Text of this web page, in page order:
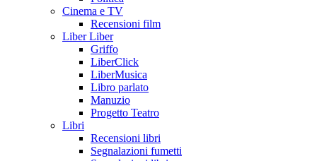
Cinema e TV
Recensioni film
Liber Liber
Griffo
LiberClick
LiberMusica
Libro parlato
Manuzio
Progetto Teatro
Libri
Recensioni libri
Segnalazioni fumetti